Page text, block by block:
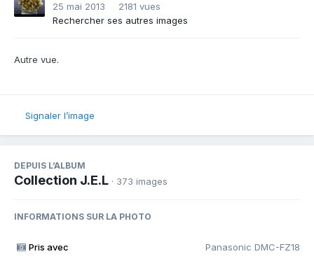
25 mai 2013
2181 vues
Rechercher ses autres images
Autre vue.
Signaler l’image
DEPUIS L’ALBUM
Collection J.E.L · 373 images
INFORMATIONS SUR LA PHOTO
Pris avec Panasonic DMC-FZ18